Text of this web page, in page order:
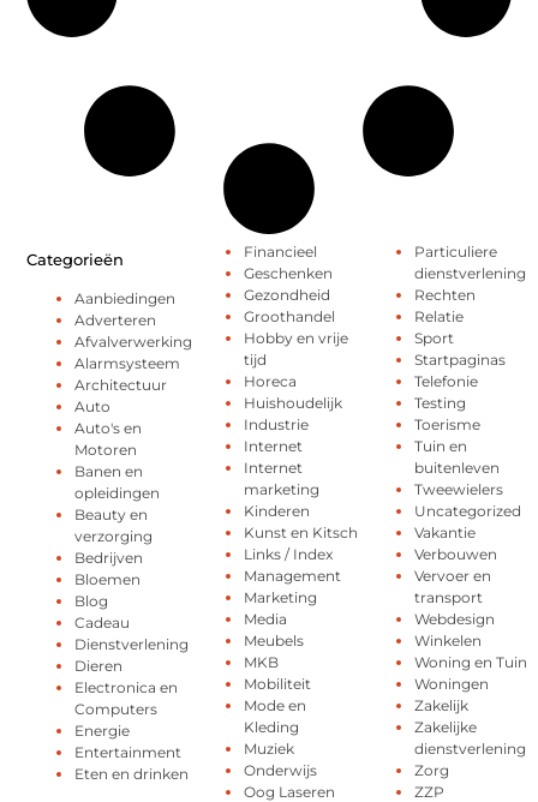
Categorieën
Aanbiedingen
Adverteren
Afvalverwerking
Alarmsysteem
Architectuur
Auto
Auto's en
Motoren
Banen en
opleidingen
Beauty en
verzorging
Bedrijven
Bloemen
Blog
Cadeau
Dienstverlening
Dieren
Electronica en
Computers
Energie
Entertainment
Eten en drinken
Financieel
Geschenken
Gezondheid
Groothandel
Hobby en vrije
tijd
Horeca
Huishoudelijk
Industrie
Internet
Internet
marketing
Kinderen
Kunst en Kitsch
Links / Index
Management
Marketing
Media
Meubels
MKB
Mobiliteit
Mode en
Kleding
Muziek
Onderwijs
Oog Laseren
Particuliere
dienstverlening
Rechten
Relatie
Sport
Startpaginas
Telefonie
Testing
Toerisme
Tuin en
buitenleven
Tweewielers
Uncategorized
Vakantie
Verbouwen
Vervoer en
transport
Webdesign
Winkelen
Woning en Tuin
Woningen
Zakelijk
Zakelijke
dienstverlening
Zorg
ZZP